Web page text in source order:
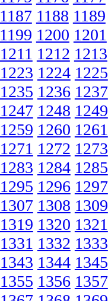
1187 1188 1189
1199 1200 1201
1211 1212 1213
1223 1224 1225
1235 1236 1237
1247 1248 1249
1259 1260 1261
1271 1272 1273
1283 1284 1285
1295 1296 1297
1307 1308 1309
1319 1320 1321
1331 1332 1333
1343 1344 1345
1355 1356 1357